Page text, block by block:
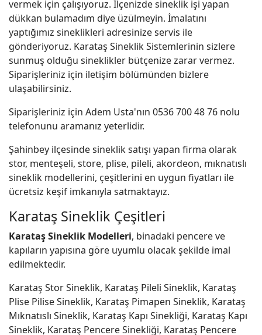
vermek için çalışıyoruz. İlçenizde sineklik işi yapan
dükkan bulamadım diye üzülmeyin. İmalatını
yaptığımız sineklikleri adresinize servis ile
gönderiyoruz. Karataş Sineklik Sistemlerinin sizlere
sunmuş olduğu sineklikler bütçenize zarar vermez.
Siparişleriniz için iletişim bölümünden bizlere
ulaşabilirsiniz.
Siparişleriniz için Adem Usta'nın 0536 700 48 76 nolu
telefonunu aramanız yeterlidir.
Şahinbey ilçesinde sineklik satışı yapan firma olarak
stor, menteşeli, store, plise, pileli, akordeon, mıknatıslı
sineklik modellerini, çeşitlerini en uygun fiyatları ile
ücretsiz keşif imkanıyla satmaktayız.
Karataş Sineklik Çeşitleri
Karataş Sineklik Modelleri, binadaki pencere ve
kapıların yapısına göre uyumlu olacak şekilde imal
edilmektedir.
Karataş Stor Sineklik, Karataş Pileli Sineklik, Karataş
Plise Pilise Sineklik, Karataş Pimapen Sineklik, Karataş
Mıknatıslı Sineklik, Karataş Kapı Sinekliği, Karataş Kapı
Sineklik, Karataş Pencere Sinekliği, Karataş Pencere